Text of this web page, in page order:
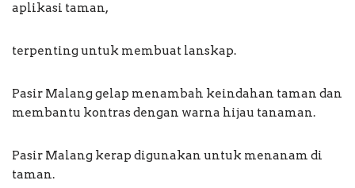
aplikasi taman,
terpenting untuk membuat lanskap.
Pasir Malang gelap menambah keindahan taman dan
membantu kontras dengan warna hijau tanaman.
Pasir Malang kerap digunakan untuk menanam di
taman.